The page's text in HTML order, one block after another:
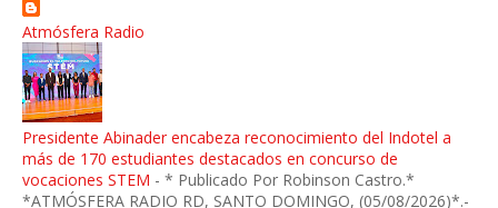
Atmósfera Radio
Presidente Abinader encabeza reconocimiento del Indotel a
más de 170 estudiantes destacados en concurso de
vocaciones STEM - * Publicado Por Robinson Castro.*
*ATMÓSFERA RADIO RD, SANTO DOMINGO, (05/08/2026)*.-